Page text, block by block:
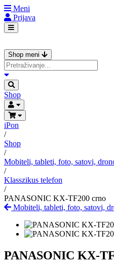
Meni
Prijava
Shop meni
Shop
iPon
/
Shop
/
Mobiteli, tableti, foto, satovi,
/
Klasszikus telefon
/
PANASONIC KX-TF200 crno
Mobiteli, tableti, foto, satovi,
PANASONIC KX-